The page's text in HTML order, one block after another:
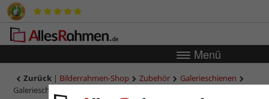
Menü
Zurück | Bilderrahmen-Shop Zubehör
Galerieschienen
Galerieschiene Economy MIT Zubehör